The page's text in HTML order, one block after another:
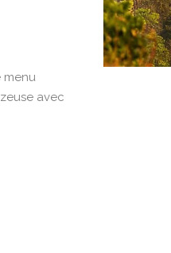
menu
avec